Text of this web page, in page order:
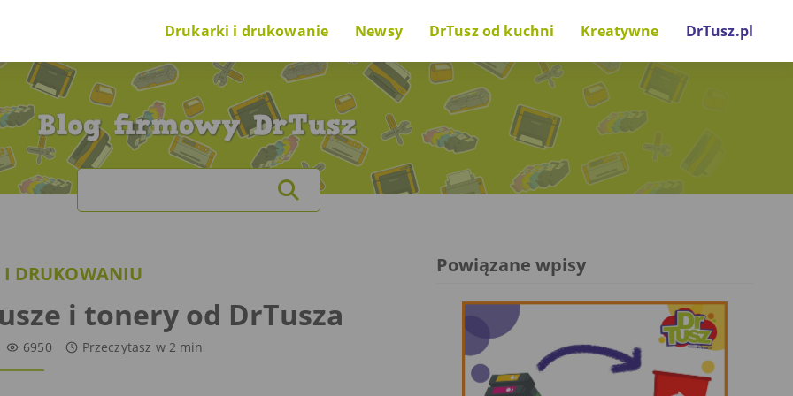
Drukarki i drukowanie
Poradnik na start
O drukarkach i drukowaniu
O tuszach i tonerach
Newsy
Nowinki drukarkowe
Ciekawostki technologiczne
DrTusz od kuchni
Za kulisami
Projekty i inicjatywy
Głos naszych gości
Kreatywne
Zrób to sam
Gry i zabawy
DrTusz.pl
Search
for:
I DRUKOWANIU
i tonery od DrTusza
6950 Przeczytasz w2 min
Powiązane wpisy